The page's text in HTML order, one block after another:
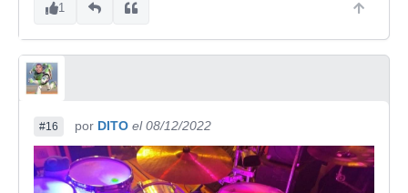
1
#16 por DITO el 08/12/2022